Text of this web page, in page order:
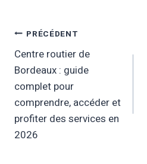
Navigation
De
L’article
PRÉCÉDENT
Centre routier de
Bordeaux : guide
complet pour
comprendre, accéder et
profiter des services en
2026